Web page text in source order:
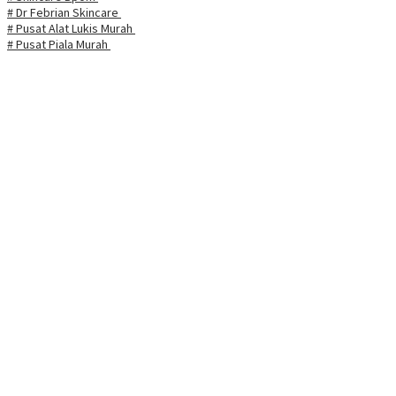
# Dr Febrian Skincare
# Pusat Alat Lukis Murah
# Pusat Piala Murah